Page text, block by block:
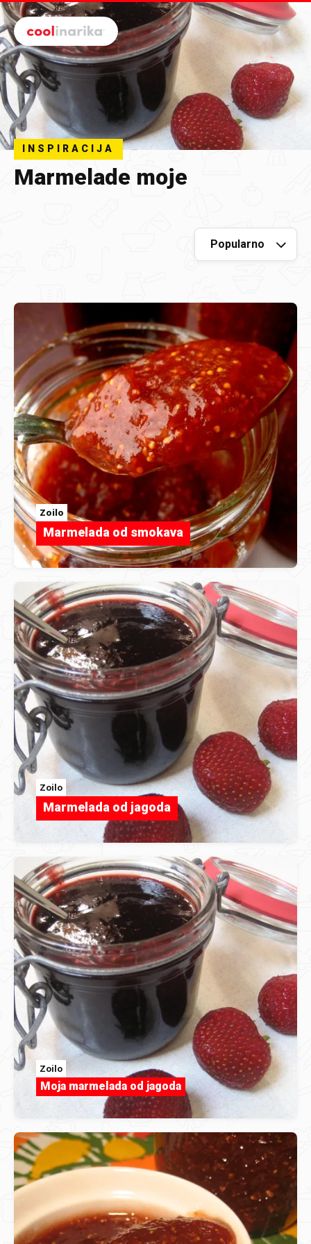
Preskoči na glavni sadržaj
INSPIRACIJA
Marmelade moje
Zoilo
Marmelada od smokava
Zoilo
Marmelada od jagoda
Zoilo
Moja marmelada od jagoda